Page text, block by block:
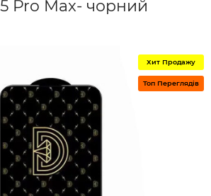
Pro Max- чорний
Хит Продажу
Топ Переглядів